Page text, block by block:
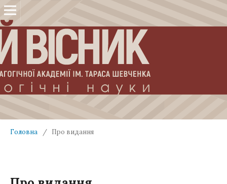
Головна / Про видання